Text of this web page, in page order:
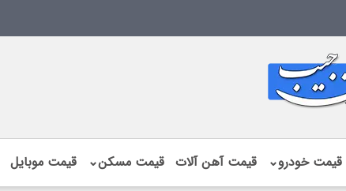
قیمت خودرو⌄ قیمت آهن آلات قیمت مسکن⌄ قیمت موبایل